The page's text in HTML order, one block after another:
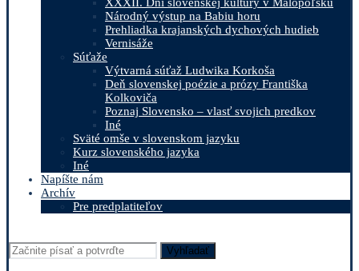
Národný výstup na Babiu horu
Prehliadka krajanských dychových hudieb
Vernisáže
Súťaže
Výtvarná súťaž Ludwika Korkoša
Deň slovenskej poézie a prózy Františka
Kolkoviča
Poznaj Slovensko – vlasť svojich predkov
Iné
Sväté omše v slovenskom jazyku
Kurz slovenského jazyka
Iné
Napíšte nám
Archív
Pre predplatiteľov
Vyhľadať